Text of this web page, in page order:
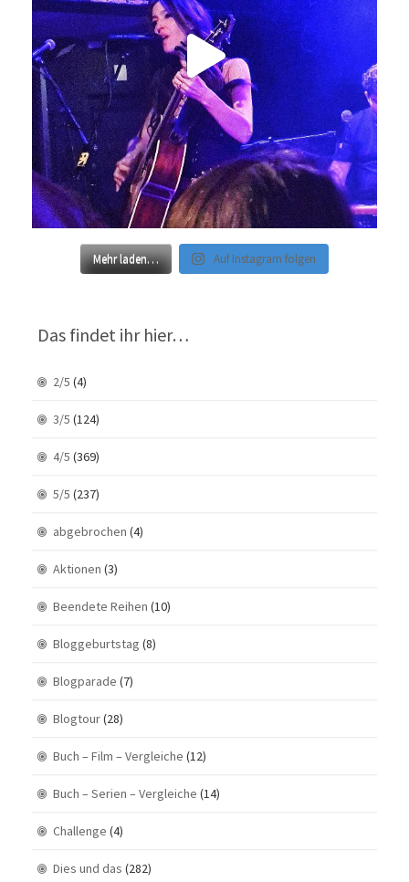
Mehr laden… Auf Instagram folgen
Das findet ihr hier…
2/5 (4)
3/5 (124)
4/5 (369)
5/5 (237)
abgebrochen (4)
Aktionen (3)
Beendete Reihen (10)
Bloggeburtstag (8)
Blogparade (7)
Blogtour(28)
Buch – Film – Vergleiche (12)
Buch – Serien – Vergleiche (14)
Challenge (4)
Dies und das (282)